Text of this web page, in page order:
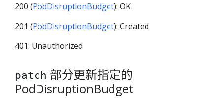
200 (PodDisruptionBudget): OK
201 (PodDisruptionBudget): Created
401: Unauthorized
patch 部分更新指定的
PodDisruptionBudget